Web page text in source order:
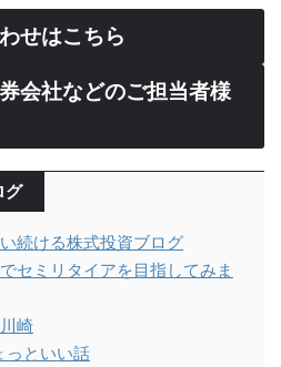
せはこちら
会社などのご担当者様
グ
続ける株式投資ブログ
セミリタイアを目指してみま
崎
っといい話